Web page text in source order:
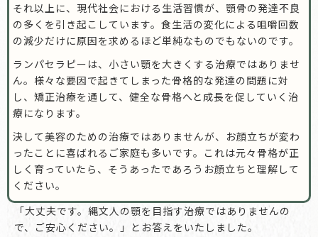
それ以上に、現代社会における生活習慣が、顎骨の発達不良
の多くを引き起こしています。食生活の変化による咀嚼回数
の減少だけに原因を求めるほど単純なものでもないのです。
ランパセラピーは、小さい顎を大きくする治療ではありませ
ん。様々な要因で起きてしまった骨格的な発達の問題に対
し、矯正治療を通して、健全な骨格へと成長を促していく治
療になります。
決して美容のための治療ではありませんが、お顔立ちが変わ
ったことに喜ばれるご家庭も多いです。これは元々骨格が正
しく育っていたら、そうあったであろうお顔立ちと理解して
ください。
「大丈夫です。縄文人の顎を目指す治療ではありませんの
で、ご安心ください。」とお答えをいたしました。